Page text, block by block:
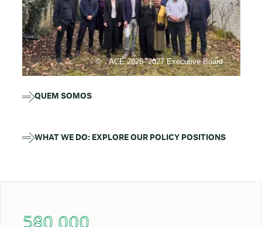
ACE 2026- 2027 Executive Board
QUEM SOMOS
WHAT WE DO: EXPLORE OUR POLICY POSITIONS
580 000